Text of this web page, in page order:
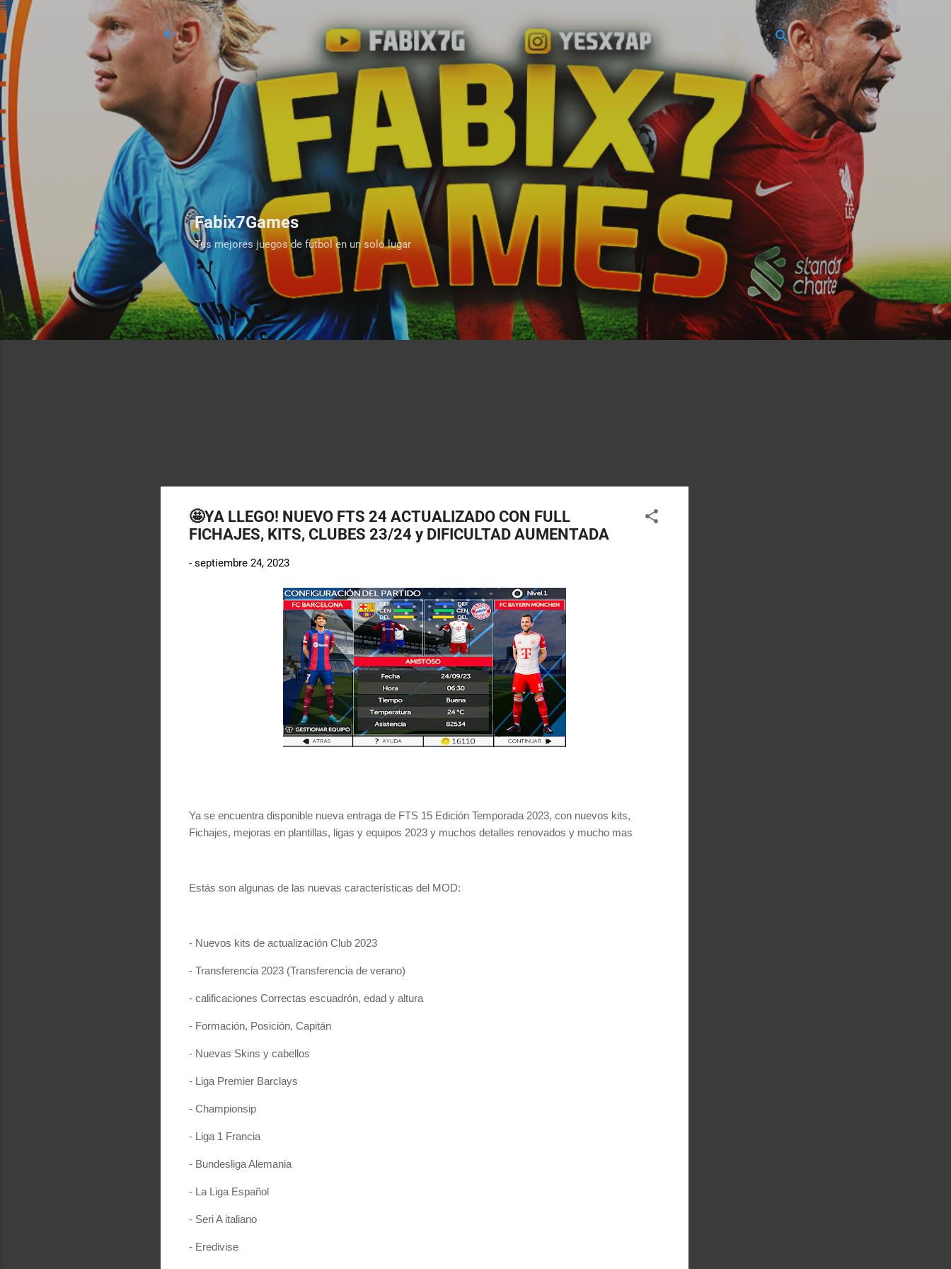
Fabix7Games
Tus mejores juegos de futbol en un solo lugar
🤩YA LLEGO! NUEVO FTS 24 ACTUALIZADO CON FULL
FICHAJES, KITS, CLUBES 23/24 y DIFICULTAD AUMENTADA
- septiembre 24, 2023
Ya se encuentra disponible nueva entraga de FTS 15 Edición Temporada 2023, con nuevos kits,
Fichajes, mejoras en plantillas, ligas y equipos 2023 y muchos detalles renovados y mucho mas
Estás son algunas de las nuevas características del MOD:
- Nuevos kits de actualización Club 2023
- Transferencia 2023 (Transferencia de verano)
- calificaciones Correctas escuadrón, edad y altura
- Formación, Posición, Capitán
- Nuevas Skins y cabellos
- Liga Premier Barclays
- Championsip
- Liga 1 Francia
- Bundesliga Alemania
- La Liga Español
- Seri A italiano
- Eredivise